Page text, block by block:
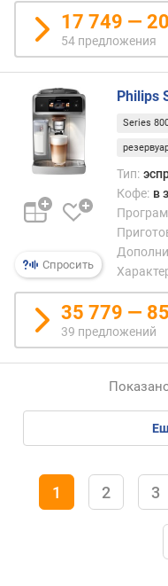
е
м
)
в
е
с
(
)
17 749 —
54 предложения
Спросить
Philips
Series
Тип:
Кофе: в
35 779 —
39 предложений
1 2 3